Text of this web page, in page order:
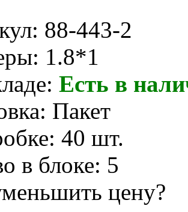
88-443-2
1.8*1
Есть в
Пакет
40 шт.
в блоке: 5
цену?